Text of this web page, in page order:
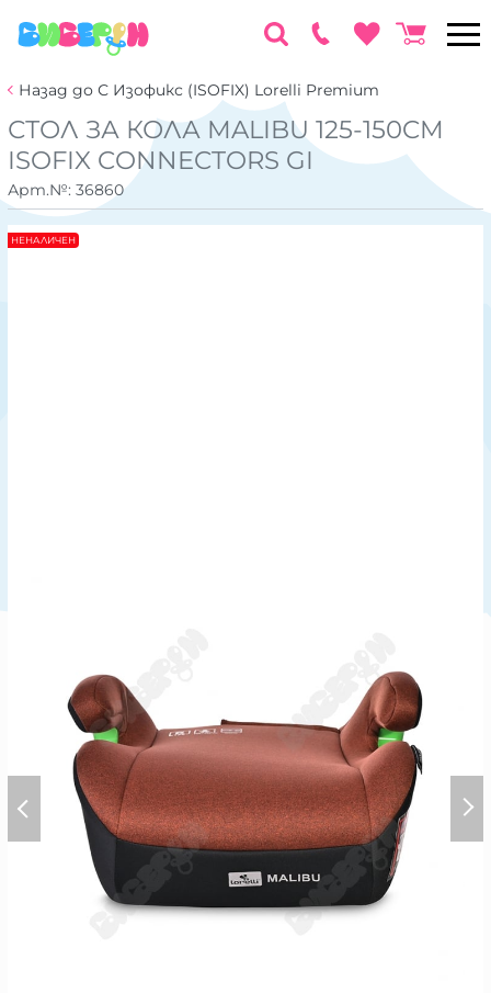
Назад до С Изофикс (ISOFIX) Lorelli Premium
СТОЛ ЗА КОЛА MALIBU 125-150CM
ISOFIX CONNECTORS GI
Арт.№: 36860
НЕНАЛИЧЕН